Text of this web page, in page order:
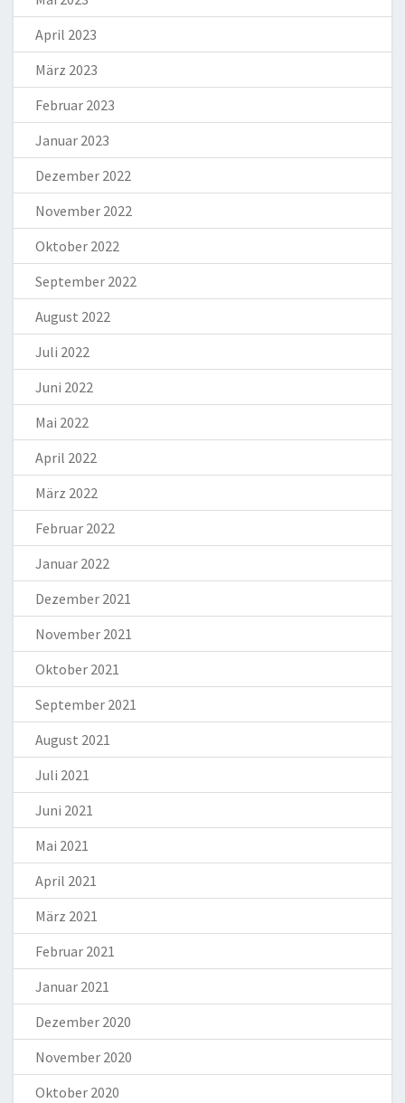
April 2023
März 2023
Februar 2023
Januar 2023
Dezember 2022
November 2022
Oktober 2022
September 2022
August 2022
Juli 2022
Juni 2022
Mai 2022
April 2022
März 2022
Februar 2022
Januar 2022
Dezember 2021
November 2021
Oktober 2021
September 2021
August 2021
Juli 2021
Juni 2021
Mai 2021
April 2021
März 2021
Februar 2021
Januar 2021
Dezember 2020
November 2020
Oktober 2020